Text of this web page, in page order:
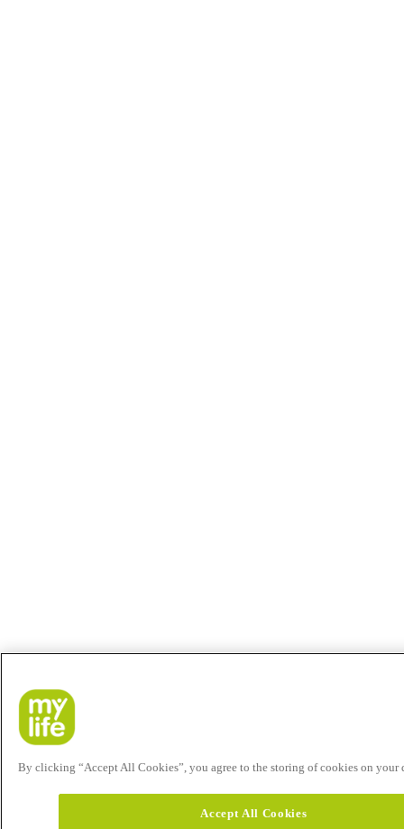
By clicking “Accept All Cookies”, you agree to the storing of cookies on your
Accept All Cookies